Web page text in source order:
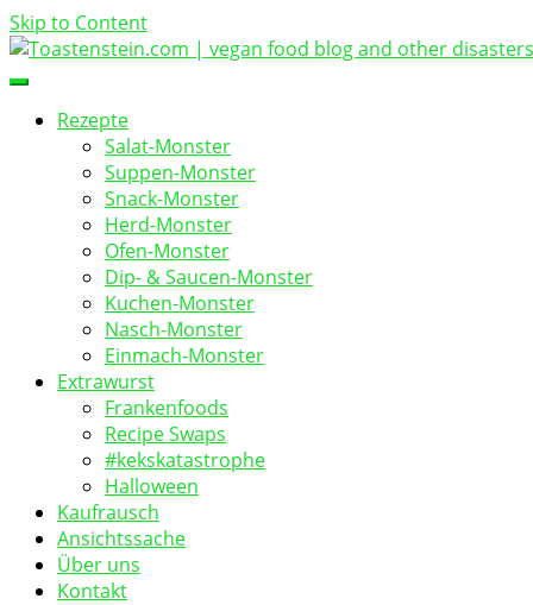
Skip to Content
Toastenstein.com
vegan food blog
Rezepte
Salat-Monster
Suppen-Monster
Snack-Monster
Herd-Monster
Ofen-Monster
Dip- & Saucen-Monster
Kuchen-Monster
Nasch-Monster
Einmach-Monster
Extrawurst
Frankenfoods
Recipe Swaps
#kekskatastrophe
Halloween
Kaufrausch
Ansichtssache
Über uns
Kontakt